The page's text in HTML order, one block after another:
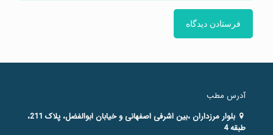
آدرس مطب
بلوار مرزداران ،بین اشرفی اصفهانی و خیابان ابوالفضل، پلاک 211،
طبقه 4